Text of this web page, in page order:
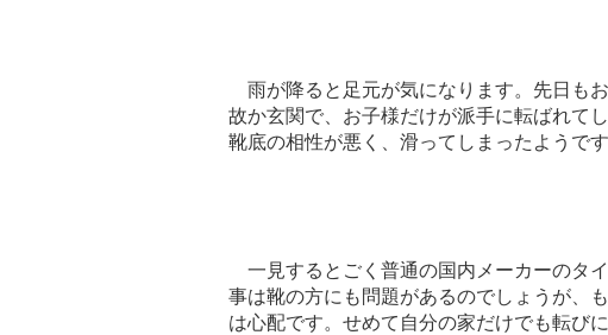
雨が降ると足元が気になります。先日も
故か玄関で、お子様だけが派手に転ばれて
靴底の相性が悪く、滑ってしまったようです
一見するとごく普通の国内メーカーのタ
事は靴の方にも問題があるのでしょうが、
は心配です。せめて自分の家だけでも転び